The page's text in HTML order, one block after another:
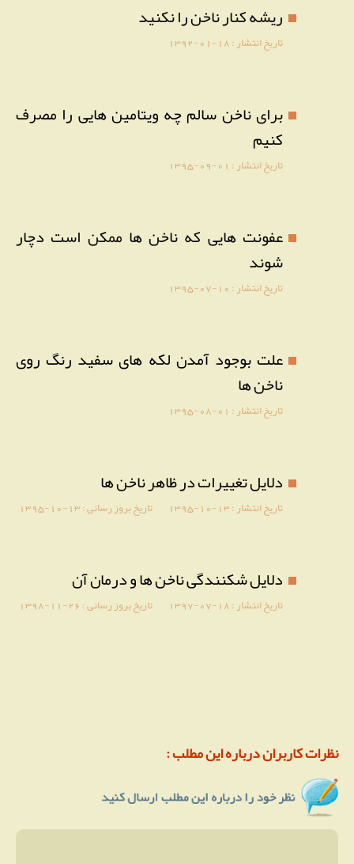
ریشه کنار ناخن را نکنید
تاریخ انتشار :1392-01-18
برای ناخن سالم چه ویتامین هایی را مصرف
کنیم
تاریخ انتشار : 1395-09-01
عفونت هایی که ناخن ها ممکن است دچار
شوند
تاریخ انتشار :1395-07-10
علت بوجود آمدن لکه های سفید رنگ روی
ناخن ها
تاریخ انتشار : 1395-08-01
دلایل تغییرات در ظاهر ناخن ها
تاریخ انتشار :1395-10-13 تاریخ بروز رسانی :1395-10-13
دلایل شکنندگی ناخن ها و درمان آن
تاریخ انتشار :1397-07-18 تاریخ بروز رسانی :1398-11-26
نظرات کاربران درباره این مطلب :